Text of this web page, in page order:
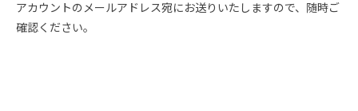
アカウントのメールアドレス宛にお送りいたしますので、随時ご
確認ください。